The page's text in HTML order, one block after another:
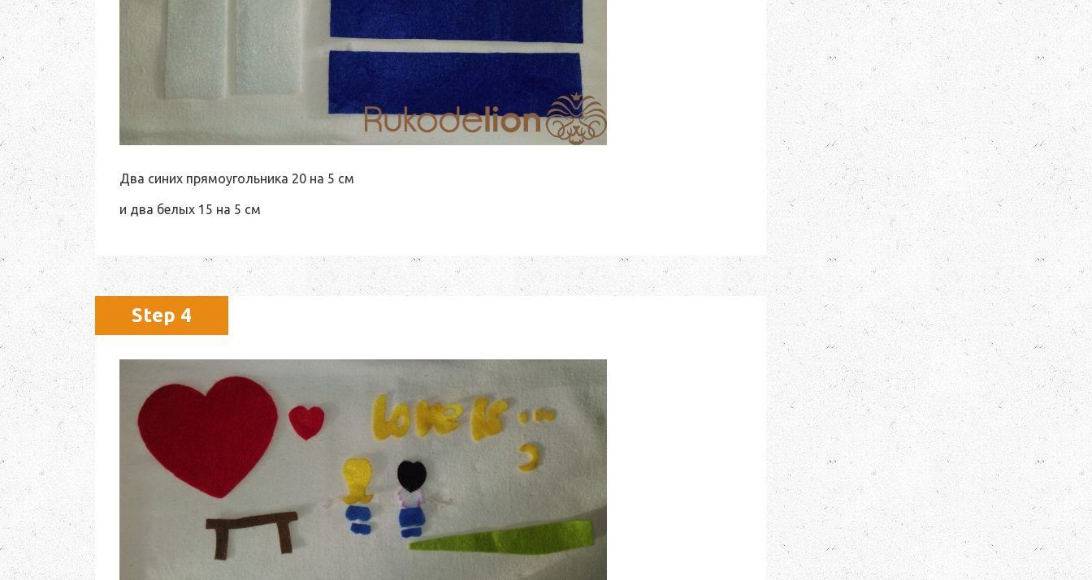
Два синих прямоугольника 20 на 5 см
и два белых 15 на 5 см
Step 4